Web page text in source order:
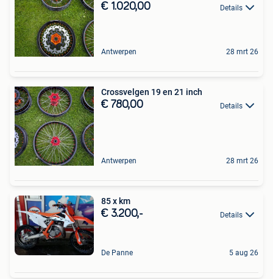
€ 1.020,00 Details
Antwerpen 28 mrt 26
Crossvelgen 19 en 21 inch
€ 780,00 Details
Antwerpen 28 mrt 26
85 x km
€ 3.200,- Details
De Panne 5 aug 26